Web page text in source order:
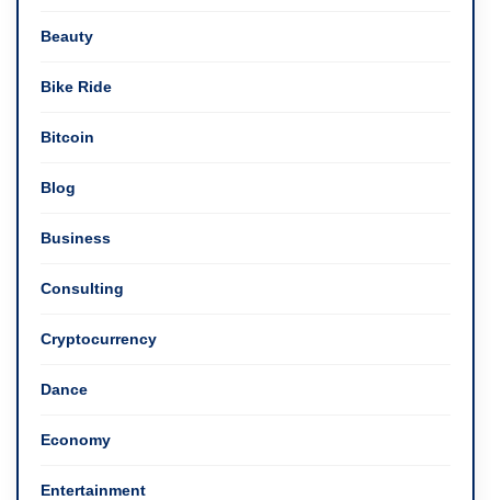
Beauty
Bike Ride
Bitcoin
Blog
Business
Consulting
Cryptocurrency
Dance
Economy
Entertainment